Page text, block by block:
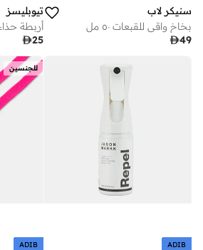
سنيكر لاب
بخاخ واقي للقبعات ٥٠ مل
49
تيوبليسز
أربطة حذاء
25
ADIB
للجنسين
ADIB